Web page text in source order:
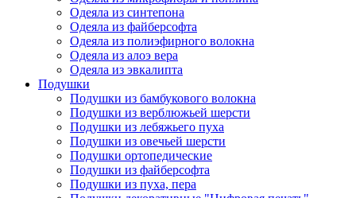
Одеяла из синтепона
Одеяла из файберсофта
Одеяла из полиэфирного волокна
Одеяла из алоэ вера
Одеяла из эвкалипта
Подушки
Подушки из бамбукового волокна
Подушки из верблюжьей шерсти
Подушки из лебяжьего пуха
Подушки из овечьей шерсти
Подушки ортопедические
Подушки из файберсофта
Подушки из пуха, пера